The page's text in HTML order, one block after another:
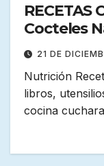
RECETAS
Cocteles
21 DE
Nutrición
libros,
cocina